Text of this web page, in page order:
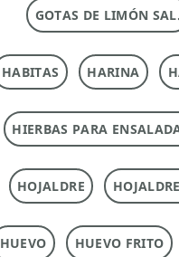
GOTAS DE LIMÓN SAL.
HABITAS HARINA
HIERBAS PARA
HOJALDRE
HUEVO HUEVO FRITO